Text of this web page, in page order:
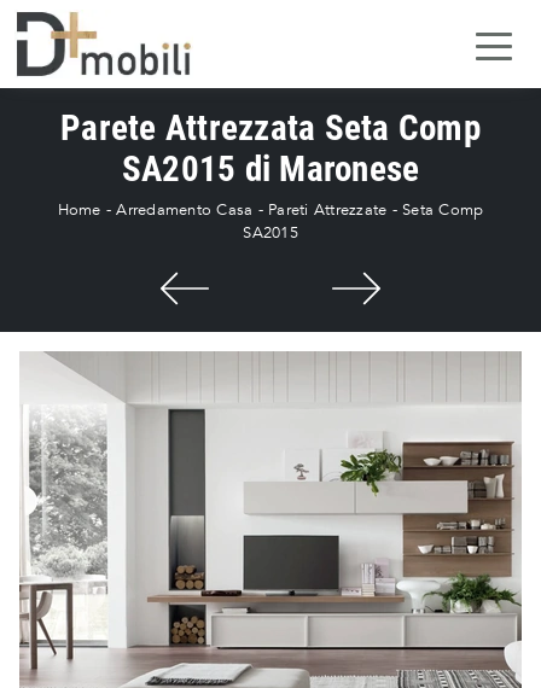
Parete Attrezzata Seta Comp
SA2015 di Maronese
Home -Arredamento Casa - Pareti Attrezzate - Seta Comp
SA2015